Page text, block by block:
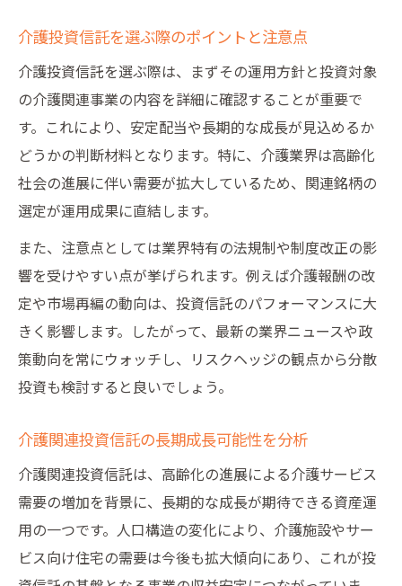
介護投資信託を選ぶ際のポイントと注意点
介護投資信託を選ぶ際は、まずその運用方針と投資対象
の介護関連事業の内容を詳細に確認することが重要で
す。これにより、安定配当や長期的な成長が見込めるか
どうかの判断材料となります。特に、介護業界は高齢化
社会の進展に伴い需要が拡大しているため、関連銘柄の
選定が運用成果に直結します。
また、注意点としては業界特有の法規制や制度改正の影
響を受けやすい点が挙げられます。例えば介護報酬の改
定や市場再編の動向は、投資信託のパフォーマンスに大
きく影響します。したがって、最新の業界ニュースや政
策動向を常にウォッチし、リスクヘッジの観点から分散
投資も検討すると良いでしょう。
介護関連投資信託の長期成長可能性を分析
介護関連投資信託は、高齢化の進展による介護サービス
需要の増加を背景に、長期的な成長が期待できる資産運
用の一つです。人口構造の変化により、介護施設やサー
ビス向け住宅の需要は今後も拡大傾向にあり、これが投